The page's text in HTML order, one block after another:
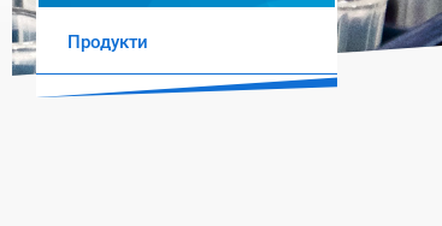
Продукти